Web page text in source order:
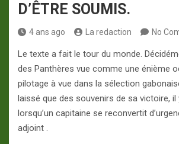
D’ÊTRE SOUMIS.
4 ans ago La redaction No
Le texte a fait le tour du monde.
des Panthères vue comme une énième
pilotage à vue dans la sélection
laissé que des souvenirs de sa victoire, il
lorsqu’un capitaine se reconvertit
adjoint .